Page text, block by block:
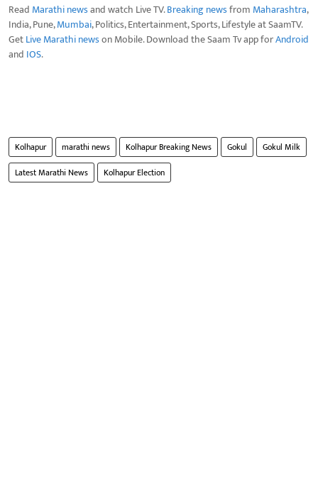
Read Marathi newsand watch Live TV.Breaking newsfrom Maharashtra,
India, Pune,Mumbai, Politics, Entertainment, Sports, Lifestyle at SaamTV.
GetLive Marathi newson Mobile. Download the Saam Tv app forAndroid
and IOS.
Kolhapur marathi news Kolhapur Breaking News Gokul
Gokul Milk
Latest Marathi News
Kolhapur Election